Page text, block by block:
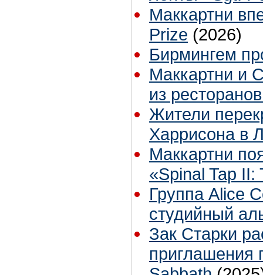
Маккартни
Prize (2026)
Бирмингем
Маккартни и
из
Жители
Харрисона в
Маккартни
«Spinal Tap
Группа Alice
студийный
Зак Старки
приглашения